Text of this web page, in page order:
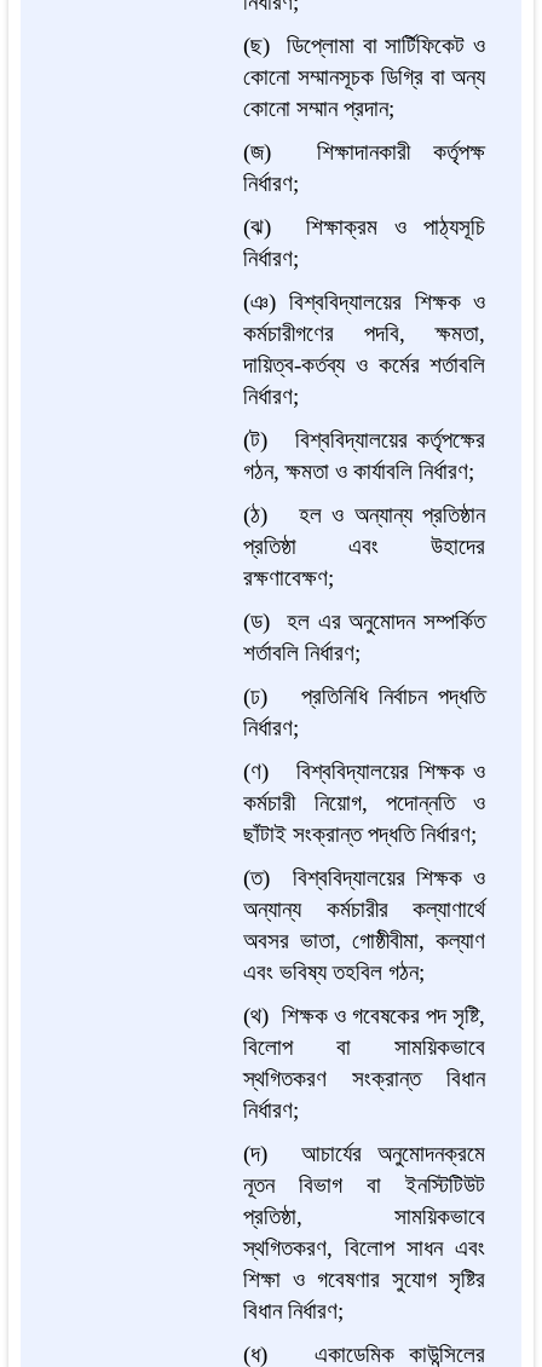
(ছ) ডিপ্লোমা বা সার্টিফিকেট ও
কোনো সম্মানসূচক ডিগ্রি বা অন্য
কোনো সম্মান প্রদান;
(জ) শিক্ষাদানকারী কর্তৃপক্ষ
নির্ধারণ;
(ঝ) শিক্ষাক্রম ও পাঠ্যসূচি
নির্ধারণ;
(ঞ) বিশ্ববিদ্যালয়ের শিক্ষক ও
কর্মচারীগণের পদবি, ক্ষমতা,
দায়িত্ব-কর্তব্য ও কর্মের শর্তাবলি
নির্ধারণ;
(ট) বিশ্ববিদ্যালয়ের কর্তৃপক্ষের
গঠন, ক্ষমতা ও কার্যাবলি নির্ধারণ;
(ঠ) হল ও অন্যান্য প্রতিষ্ঠান
প্রতিষ্ঠা এবং উহাদের
রক্ষণাবেক্ষণ;
(ড) হল এর অনুমোদন সম্পর্কিত
শর্তাবলি নির্ধারণ;
(ঢ) প্রতিনিধি নির্বাচন পদ্ধতি
নির্ধারণ;
(ণ) বিশ্ববিদ্যালয়ের শিক্ষক ও
কর্মচারী নিয়োগ, পদোন্নতি ও
ছাঁটাই সংক্রান্ত পদ্ধতি নির্ধারণ;
(ত) বিশ্ববিদ্যালয়ের শিক্ষক ও
অন্যান্য কর্মচারীর কল্যাণার্থে
অবসর ভাতা, গোষ্ঠীবীমা, কল্যাণ
এবং ভবিষ্য তহবিল গঠন;
(থ) শিক্ষক ও গবেষকের পদ সৃষ্টি,
বিলোপ বা সাময়িকভাবে
স্থগিতকরণ সংক্রান্ত বিধান
নির্ধারণ;
(দ) আচার্যের অনুমোদনক্রমে
নূতন বিভাগ বা ইনস্টিটিউট
প্রতিষ্ঠা, সাময়িকভাবে
স্থগিতকরণ, বিলোপ সাধন এবং
শিক্ষা ও গবেষণার সুযোগ সৃষ্টির
বিধান নির্ধারণ;
(ধ) একাডেমিক কাউন্সিলের